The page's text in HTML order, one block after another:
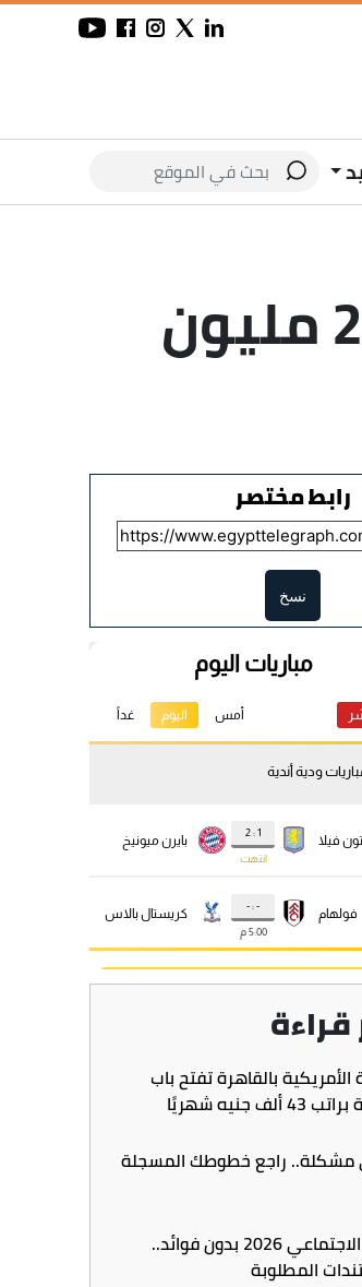
رسالة سامة.. دفعة 38 طب المنيا تتبرع بـ 2 مليون
رابط مختصر
نسخ
قراءة
بالقاهرة تفتح باب
جنيه شهريًا
مشكلة.. راجع خطوطك المسجلة
قرض بنك ناصر الاجتماعي 2026 بدون فوائد..
المطلوبة